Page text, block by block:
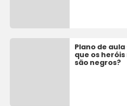
Plano de aula
que os
são negros?